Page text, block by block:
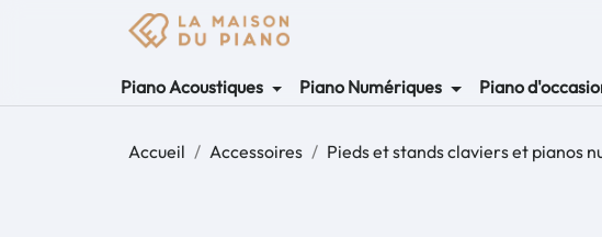
Piano Acoustiques Piano Numériques Piano
Accueil Accessoires Pieds et stands claviers et pianos